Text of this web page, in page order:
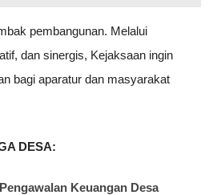
pembangunan. Melalui
dan sinergis, Kejaksaan ingin
bagi aparatur dan masyarakat
DESA:
Keuangan Desa